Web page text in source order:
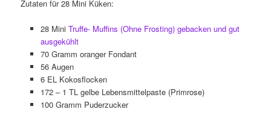
Zutaten für 28 Mini Küken:
28 MiniTruffe- Muffins (Ohne Frosting) gebacken und gut
ausgekühlt
70 Gramm oranger Fondant
56 Augen
6 EL Kokosflocken
172 – 1 TL gelbe Lebensmittelpaste (Primrose)
100 Gramm Puderzucker